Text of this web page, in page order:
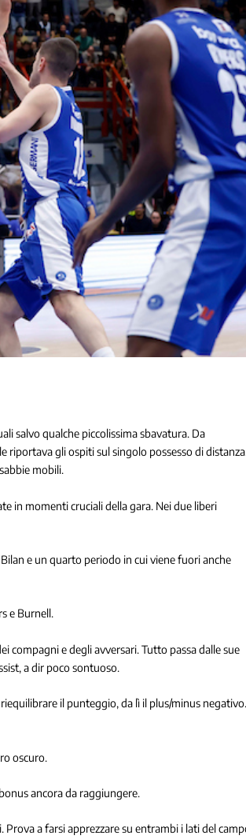
salvo qualche piccolissima sbavatura. Da
riportava gli ospiti sul singolo possesso di
mobili.
in momenti cruciali della gara. Nei due liberi
e un quarto periodo in cui viene fuori anche
e Burnell.
compagni e degli avversari. Tutto passa dalle sue
a dir poco sontuoso.
il punteggio, da lì il plus/minus
oscuro.
ancora da raggiungere.
Prova a farsi apprezzare su entrambi i lati del